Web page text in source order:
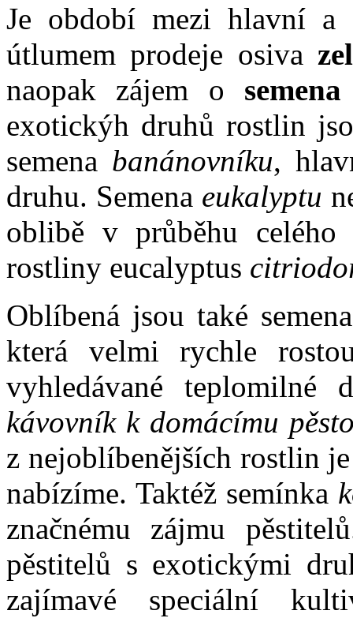
Je období mezi hlavní a
útlumem prodeje osiva
naopak zájem o
exotickýh druhů rostlin
semena banánovníku,
druhu. Semena eukalyptu
oblibě v průběhu
rostliny eucalyptus
Oblíbená jsou také
která velmi rychle
vyhledávané
kávovník k domácímu
z nejoblíbenějších rostlin
nabízíme. Taktéž semínka
značnému zájmu
pěstitelů s exotickými
zajímavé speciální